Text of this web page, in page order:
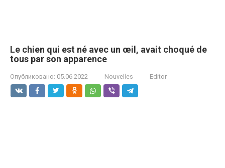
Le chien qui est né avec un œil, avait choqué de
tous par son apparence
Опубликовано: 05.06.2022 Nouvelles Editor